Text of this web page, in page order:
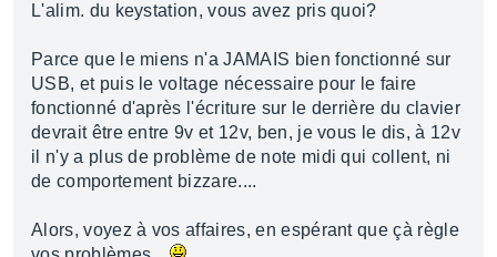
L'alim. du keystation, vous avez pris quoi?
Parce que le miens n'a JAMAIS bien fonctionné sur
USB, et puis le voltage nécessaire pour le faire
fonctionné d'après l'écriture sur le derrière du clavier
devrait être entre 9v et 12v, ben, je vous le dis, à 12v
il n'y a plus de problème de note midi qui collent, ni
de comportement bizzare....
Alors, voyez à vos affaires, en espérant que çà règle